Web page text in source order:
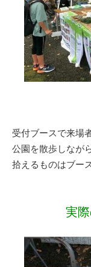
受付ブースで来場
公園を散歩しなが
拾えるものはブー
実